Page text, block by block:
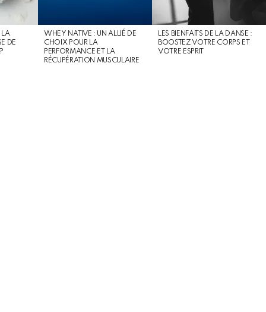
LA
DE
WHEY NATIVE : UN ALLIÉ DE
CHOIX POUR LA
PERFORMANCE ET LA
RÉCUPÉRATION MUSCULAIRE
LES BIENFAITS DE LA DANSE :
BOOSTEZ VOTRE CORPS ET
VOTRE ESPRIT